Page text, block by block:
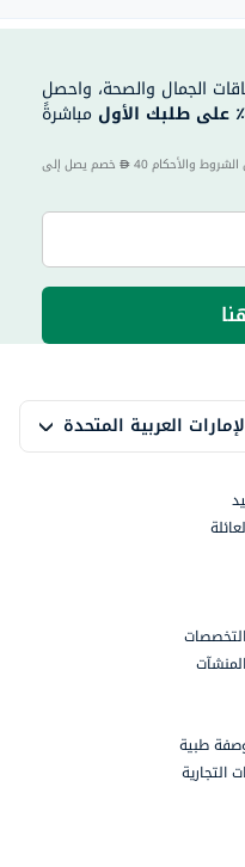
الجمال والصحة، واحصل
العربية المتحدة
طبية
التجارية